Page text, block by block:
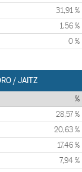
31,91 %
1,56 %
0 %
/ JAITZ
%
28,57 %
20,63 %
17,46 %
7,94 %